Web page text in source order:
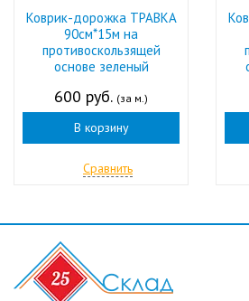
Коврик-дорожка ТРАВКА
90см*15м на
противоскользящей
основе зеленый
600 руб. (за м.)
В корзину
Сравнить